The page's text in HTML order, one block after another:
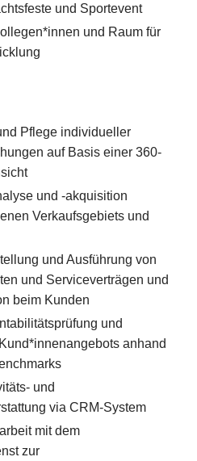
und Sportevent
und Raum für
Pflege individueller
auf Basis einer 360-
und -akquisition
Verkaufsgebiets und
und Ausführung von
und Serviceverträgen und
beim Kunden
und
anhand
und
via CRM-System
mit dem
zur